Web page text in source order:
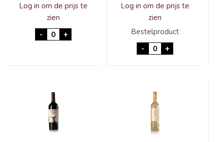
Log in om de prijs te
zien
- Mas du Vistre Rose 0.75L aantal
+
Log in om de prijs te
zien
Bestelproduct
- Susumaniello
+